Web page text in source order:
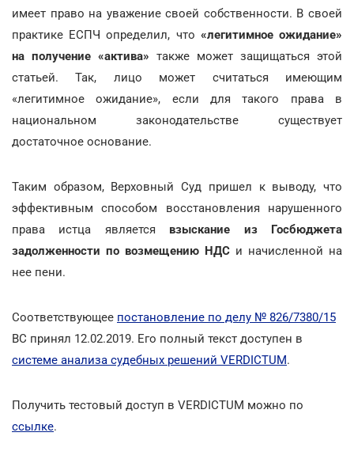
имеет право на уважение своей собственности. В своей
практике ЕСПЧ определил, что «легитимное ожидание»
на получение «актива» также может защищаться этой
статьей. Так, лицо может считаться имеющим
«легитимное ожидание», если для такого права в
национальном законодательстве существует
достаточное основание.
Таким образом, Верховный Суд пришел к выводу, что
эффективным способом восстановления нарушенного
права истца является взыскание из Госбюджета
задолженности по возмещению НДС и начисленной на
нее пени.
Соответствующее постановление по делу № 826/7380/15
ВС принял 12.02.2019. Его полный текст доступен в
системе анализа судебных решений VERDICTUM.
Получить тестовый доступ в VERDICTUM можно по
ссылке.